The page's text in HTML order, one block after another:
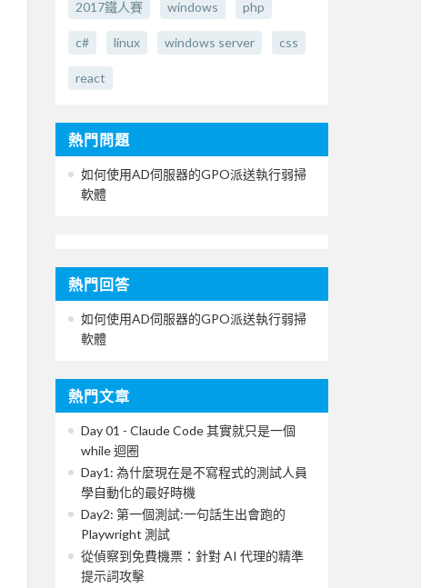
2017鐵人賽 windows php
c# linux windows server css
react
熱門問題
如何使用AD伺服器的GPO派送執行弱掃
軟體
熱門回答
如何使用AD伺服器的GPO派送執行弱掃
軟體
熱門文章
Day 01 - Claude Code 其實就只是一個
while 迴圈
Day1: 為什麼現在是不寫程式的測試人員
學自動化的最好時機
Day2: 第一個測試:一句話生出會跑的
Playwright 測試
從偵察到免費機票：針對 AI 代理的精準
提示詞攻擊